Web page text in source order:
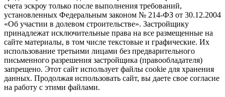
счета эскроу только после выполнения требований,
установленных Федеральным законом № 214-ФЗ от 30.12.2004
«Об участии в долевом строительстве». Застройщику
принадлежат исключительные права на все размещенные на
сайте материалы, в том числе текстовые и графические. Их
использование третьими лицами без предварительного
письменного разрешения застройщика (правообладателя)
запрещено. Этот сайт использует файлы cookie для хранения
данных. Продолжая использовать сайт, вы даете свое согласие
на работу с этими файлами.